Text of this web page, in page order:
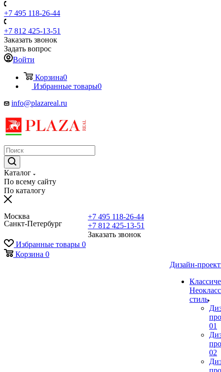
+7 495 118-26-44
+7 812 425-13-51
Заказать звонок
Задать вопрос
Войти
Корзина0
Избранные товары0
info@plazareal.ru
Каталог
По всему сайту
По каталогу
Москва
Санкт-Петербург
+7 495 118-26-44
+7 812 425-13-51
Заказать звонок
Избранные товары 0
Корзина 0
Дизайн-
стиль
01
02